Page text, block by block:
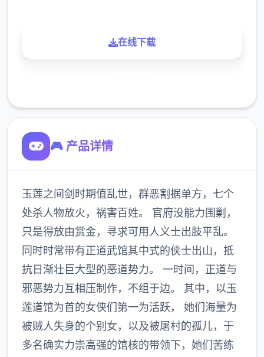
在线下载
🎮 产品详情
玉莲之间剑时期值乱世，群恶割据单方，七个
处杀人物放火，祸害百姓。 官府没能力围剿，
只是得放由赏金，寻求可用人义士出肢平乱。
同时时常带有正道武馆其中式的侠士出山，抵
抗日渐壮巨大型的恶道势力。 一时间，正道与
邪恶势力互相压制作，不组于边。 其中，以玉
莲道馆为首的女侠们第一为活跃， 她们海量为
被贼人失身的个别女，以及被屠村的孤儿，于
多名确实力崇高强的馆核的带领下，她们苦练